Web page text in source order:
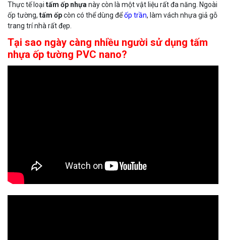
Thực tế loại tấm ốp nhựanày còn là một vật liệu rất đa năng. Ngoài
ốp tường, tấm ốpcòn có thể dùng đểốp trần, làm vách nhựa giả gỗ
trang trí nhà rất đẹp.
Tại sao ngày càng nhiều người sử dụng tấm
nhựa ốp tường PVC nano?